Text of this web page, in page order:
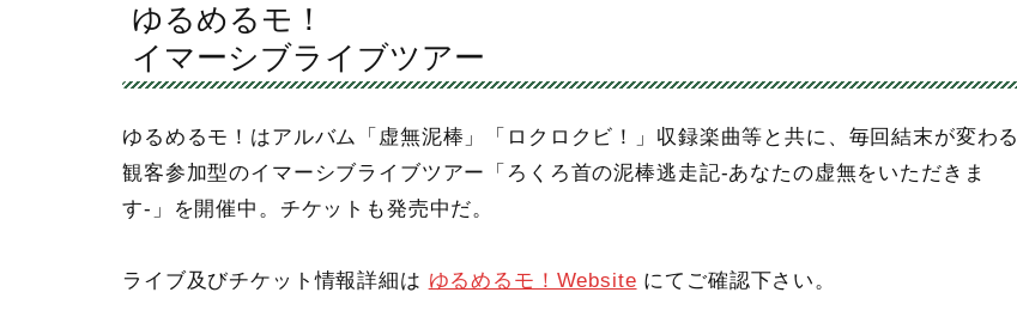
ゆるめるモ！
イマーシブライブツアー
ゆるめるモ！はアルバム「虚無泥棒」「ロクロクビ！」収録楽曲等と共に、毎回結末が変わる
観客参加型のイマーシブライブツアー「ろくろ首の泥棒逃走記-あなたの虚無をいただきま
す-」を開催中。チケットも発売中だ。
ライブ及びチケット情報詳細は ゆるめるモ！Website にてご確認下さい。